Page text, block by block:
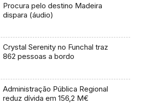
Procura pelo destino Madeira
dispara (áudio)
Crystal Serenity no Funchal traz
862 pessoas a bordo
Administração Pública Regional
reduz dívida em 156,2 M€